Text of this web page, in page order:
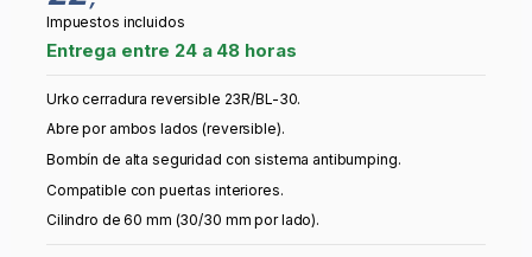
Impuestos incluidos
Entrega entre 24 a 48 horas
Urko cerradura reversible 23R/BL-30.
Abre por ambos lados (reversible).
Bombín de alta seguridad con sistema antibumping.
Compatible con puertas interiores.
Cilindro de 60 mm (30/30 mm por lado).